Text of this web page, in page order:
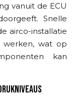
vanuit de ECU
Snelle
airco-installatie
wat op
kan